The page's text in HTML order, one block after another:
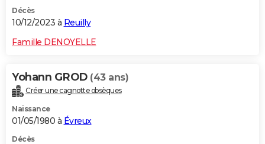
GUIDES D'ACHAT
Carte de Noël
Carte Bonne année
Carte Saint-Valentin
Carte Pâques
Carte d'anniversaire
DICTIONNAIRE
Dictionnaire
Biographies
Citations
Expressions
Proverbes
PROGRAMME TV
Décès
10/12/2023 à Reuilly
Famille DENOYELLE
Yohann GROD (43 ans)
Créer une cagnotte obsèques
Naissance
01/05/1980 à Évreux
Décès